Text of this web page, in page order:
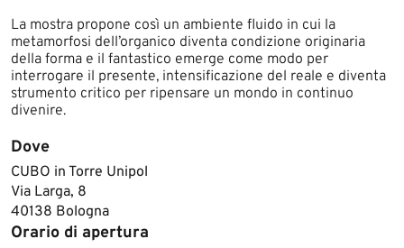
La mostra propone così un ambiente fluido in cui la
metamorfosi dell’organico diventa condizione originaria
della forma e il fantastico emerge come modo per
interrogare il presente, intensificazione del reale e diventa
strumento critico per ripensare un mondo in continuo
divenire.
Dove
CUBO in Torre Unipol
Via Larga, 8
40138 Bologna
Orario di apertura